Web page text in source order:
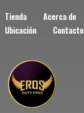
Tienda
Acerca de
Ubicación
Contacto